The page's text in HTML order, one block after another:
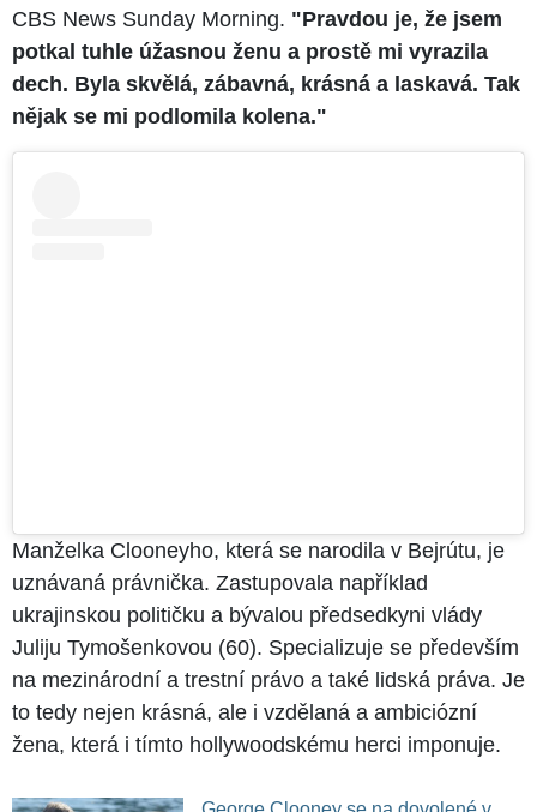
CBS News Sunday Morning. "Pravdou je, že jsem
potkal tuhle úžasnou ženu a prostě mi vyrazila
dech. Byla skvělá, zábavná, krásná a laskavá. Tak
nějak se mi podlomila kolena."
Manželka Clooneyho, která se narodila v Bejrútu, je
uznávaná právnička. Zastupovala například
ukrajinskou političku a bývalou předsedkyni vlády
Juliju Tymošenkovou (60). Specializuje se především
na mezinárodní a trestní právo a také lidská práva. Je
to tedy nejen krásná, ale i vzdělaná a ambiciózní
žena, která i tímto hollywoodskému herci imponuje.